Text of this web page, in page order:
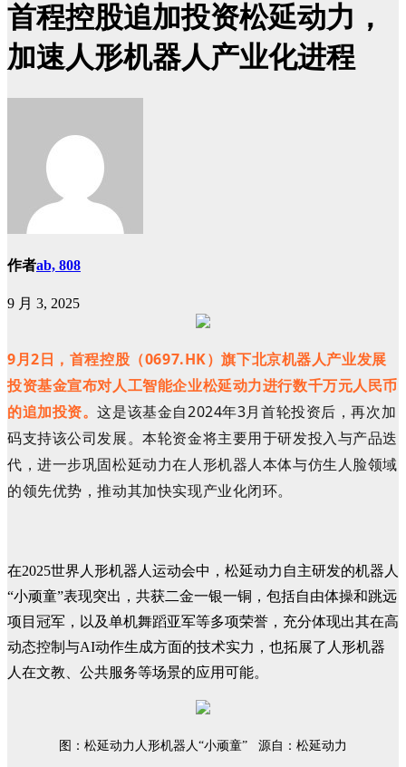
首程控股追加投资松延动力，
加速人形机器人产业化进程
作者ab, 808
9 月 3, 2025
9月2日，首程控股（0697.HK）旗下北京机器人产业发展
投资基金宣布对人工智能企业松延动力进行数千万元人民币
的追加投资。这是该基金自2024年3月首轮投资后，再次加
码支持该公司发展。本轮资金将主要用于研发投入与产品迭
代，进一步巩固松延动力在人形机器人本体与仿生人脸领域
的领先优势，推动其加快实现产业化闭环。
在2025世界人形机器人运动会中，松延动力自主研发的机器人
“小顽童”表现突出，共获二金一银一铜，包括自由体操和跳远
项目冠军，以及单机舞蹈亚军等多项荣誉，充分体现出其在高
动态控制与AI动作生成方面的技术实力，也拓展了人形机器
人在文教、公共服务等场景的应用可能。
图：松延动力人形机器人“小顽童” 源自： 松延动力